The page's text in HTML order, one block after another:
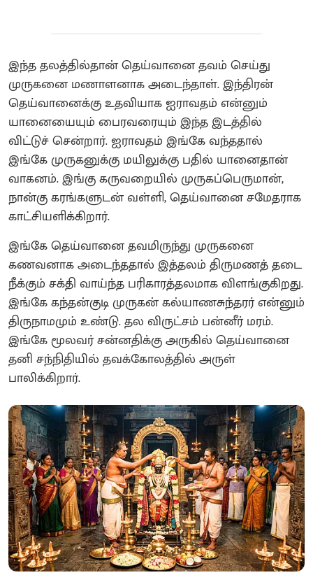
இந்த தலத்தில்தான் தெய்வானை தவம் செய்து
முருகனை மணாளனாக அடைந்தாள். இந்திரன்
தெய்வானைக்கு உதவியாக ஐராவதம் என்னும்
யானையையும் பைரவரையும் இந்த இடத்தில்
விட்டுச் சென்றார். ஐராவதம் இங்கே வந்ததால்
இங்கே முருகனுக்கு மயிலுக்கு பதில் யானைதான்
வாகனம். இங்கு கருவறையில் முருகப்பெருமான்,
நான்கு கரங்களுடன் வள்ளி, தெய்வானை சமேதராக
காட்சியளிக்கிறார்.
இங்கே தெய்வானை தவமிருந்து முருகனை
கணவனாக அடைந்ததால் இத்தலம் திருமணத் தடை
நீக்கும் சக்தி வாய்ந்த பரிகாரத்தலமாக விளங்குகிறது.
இங்கே கந்தன்குடி முருகன் கல்யாணசுந்தரர் என்னும்
திருநாமமும் உண்டு. தல விருட்சம் பன்னீர் மரம்.
இங்கே மூலவர் சன்னதிக்கு அருகில் தெய்வானை
தனி சந்நிதியில் தவக்கோலத்தில் அருள்
பாலிக்கிறார்.